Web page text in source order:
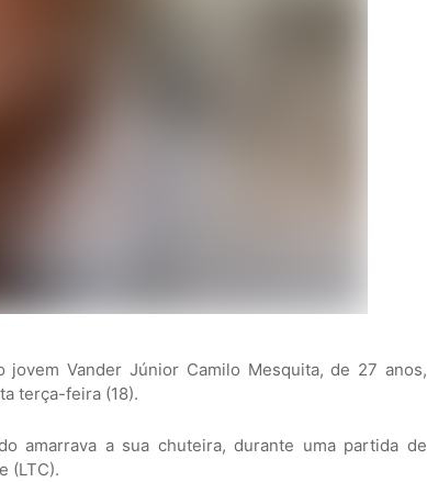
Vander Júnior Camilo Mesquita, de 27 anos,
terça-feira (18).
amarrava a sua chuteira, durante uma partida de
(LTC).